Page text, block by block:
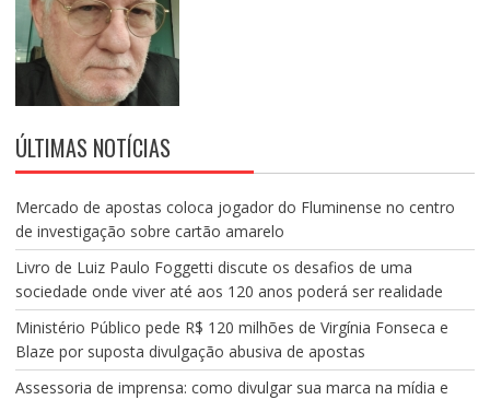
ÚLTIMAS NOTÍCIAS
Mercado de apostas coloca jogador do Fluminense no centro
de investigação sobre cartão amarelo
Livro de Luiz Paulo Foggetti discute os desafios de uma
sociedade onde viver até aos 120 anos poderá ser realidade
Ministério Público pede R$ 120 milhões de Virgínia Fonseca e
Blaze por suposta divulgação abusiva de apostas
Assessoria de imprensa: como divulgar sua marca na mídia e